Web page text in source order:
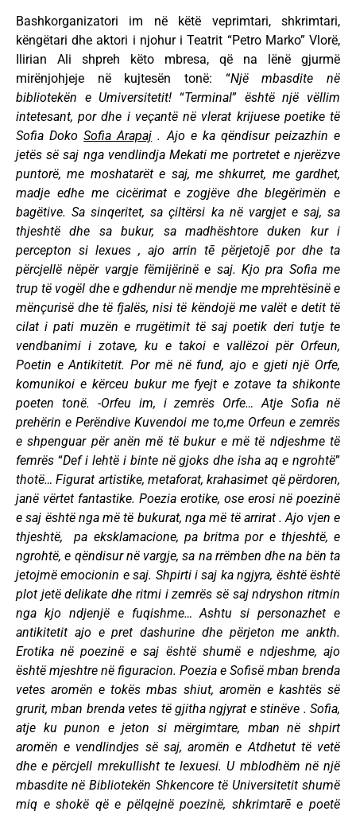
Bashkorganizatori im në këtë veprimtari, shkrimtari,
këngëtari dhe aktori i njohur i Teatrit “Petro Marko” Vlorë,
Ilirian Ali shpreh këto mbresa, që na lënë gjurmë
mirënjohjeje në kujtesën tonë: “Një mbasdite në
bibliotekën e Umiversitetit! “Terminal” është një vëllim
intetesant, por dhe i veçantë në vlerat krijuese poetike të
Sofia DokoSofia Arapaj . Ajo e ka qëndisur peizazhin e
jetës së saj nga vendlindja Mekati me portretet e njerëzve
puntorë, me moshatarët e saj, me shkurret, me gardhet,
madje edhe me cicërimat e zogjëve dhe blegërimën e
bagëtive. Sa sinqeritet, sa çiltërsi ka në vargjet e saj, sa
thjeshtë dhe sa bukur, sa madhështore duken kur i
percepton si lexues , ajo arrin tē përjetojē por dhe ta
përcjellë nëpër vargje fëmijërinë e saj. Kjo pra Sofia me
trup të vogël dhe e gdhendur në mendje me mprehtësinë e
mënçurisë dhe të fjalës, nisi të këndojë me valët e detit të
cilat i pati muzën e rrugëtimit të saj poetik deri tutje te
vendbanimi i zotave, ku e takoi e vallëzoi për Orfeun,
Poetin e Antikitetit. Por më në fund, ajo e gjeti një Orfe,
komunikoi e kërceu bukur me fyejt e zotave ta shikonte
poeten tonë.
-Orfeu im, i zemrës Orfe… Atje Sofia në
prehërin e Perëndive Kuvendoi me to,me Orfeun e zemrës
e shpenguar për anën më të bukur e më të ndjeshme të
femrës “Def i lehtë i binte në gjoks dhe isha aq e ngrohtë”
thotë… Figurat artistike, metaforat, krahasimet që përdoren,
janë vërtet fantastike. Poezia erotike, ose erosi në poezinë
e saj është nga më të bukurat, nga më të arrirat . Ajo vjen e
thjeshtë, pa eksklamacione, pa britma por e thjeshtë, e
ngrohtë, e qëndisur në vargje, sa na rrëmben dhe na bën ta
jetojmë emocionin e saj. Shpirti i saj ka ngjyra, është është
plot jetë delikate dhe ritmi i zemrës së saj ndryshon ritmin
nga kjo ndjenjë e fuqishme… Ashtu si personazhet e
antikitetit ajo e pret dashurine dhe përjeton me ankth.
Erotika në poezinë e saj është shumë e ndjeshme, ajo
është mjeshtre në figuracion. Poezia e Sofisë mban brenda
vetes aromën e tokës mbas shiut, aromën e kashtës së
grurit, mban brenda vetes të gjitha ngjyrat e stinëve . Sofia,
atje ku punon e jeton si mërgimtare, mban në shpirt
aromën e vendlindjes së saj, aromën e Atdhetut të vetë
dhe e përcjell mrekullisht te lexuesi. U mblodhëm në një
mbasdite në Bibliotekën Shkencore të Universitetit shumë
miq e shokë që e pëlqejnë poezinë, shkrimtarē e poetë